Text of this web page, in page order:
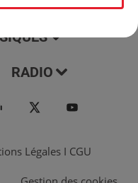
RADIO
Légales I CGU